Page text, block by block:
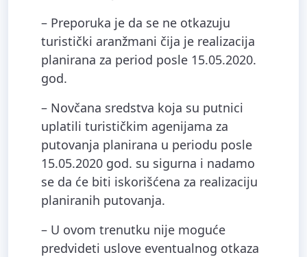
– Preporuka je da se ne otkazuju
turistički aranžmani čija je realizacija
planirana za period posle 15.05.2020.
god.
– Novčana sredstva koja su putnici
uplatili turističkim agenijama za
putovanja planirana u periodu posle
15.05.2020 god. su sigurna i nadamo
se da će biti iskorišćena za realizaciju
planiranih putovanja.
– U ovom trenutku nije moguće
predvideti uslove eventualnog otkaza